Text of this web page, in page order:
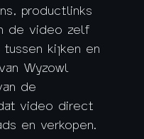
productlinks
de video zelf
kijken en
Wyzowl
de
video direct
en verkopen.